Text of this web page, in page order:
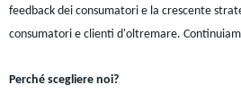
feedback dei consumatori e la crescente
consumatori e clienti d'oltremare.
Perché scegliere noi?